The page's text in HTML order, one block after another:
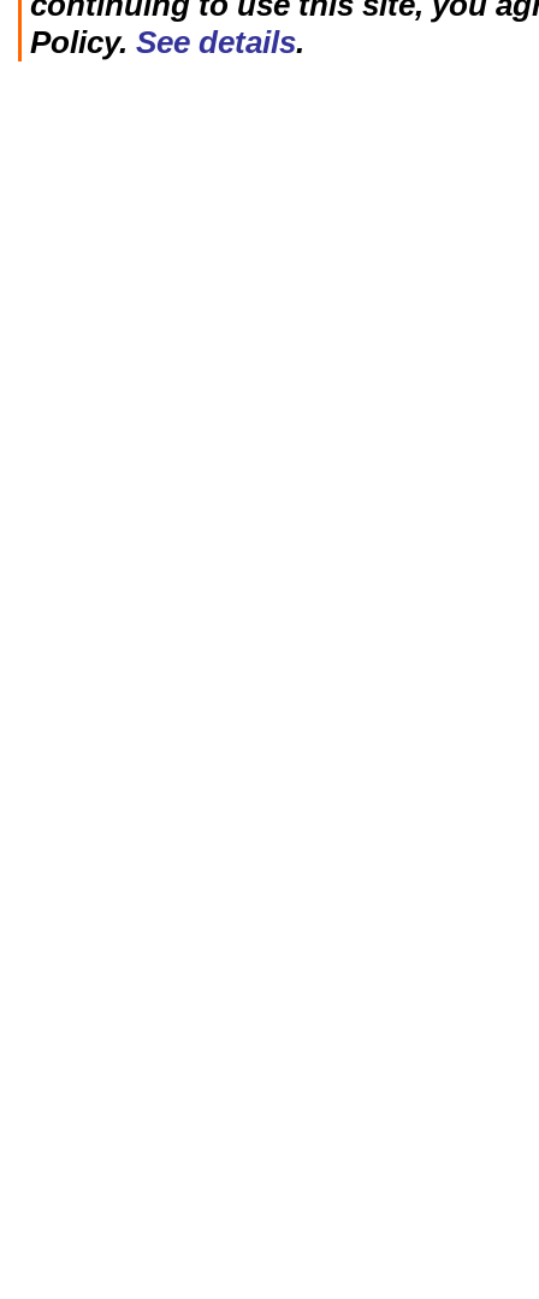
Policy. See details.